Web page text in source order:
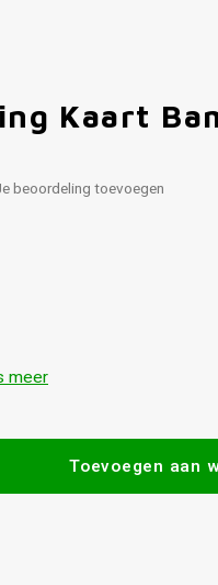
Kaart
beoordeling toevoegen
meer
Toevoegen aan